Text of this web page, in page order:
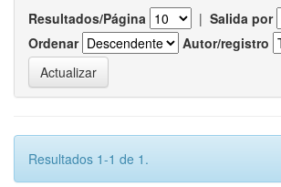
Resultados/Página | Salida por
Ordenar
Autor/registro
Resultados 1-1 de 1.